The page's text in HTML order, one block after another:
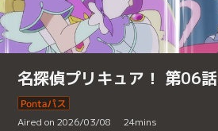
名探偵プリキュア！ 第06話
Aired on 2026/03/08 24mins